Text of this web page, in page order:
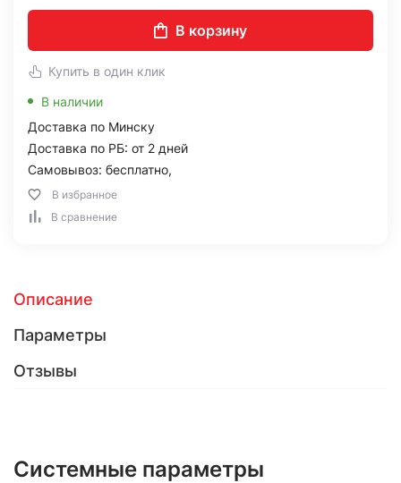
В корзину
Купить в один клик
В наличии
Доставка по Минску
Доставка по РБ: от 2 дней
Самовывоз: бесплатно,
В избранное
В сравнение
Описание
Параметры
Отзывы
Системные параметры